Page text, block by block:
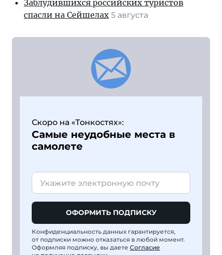
Заблудившихся российских туристов
спасли на Сейшелах 5 августа
Скоро на «Тонкостях»:
Самые неудобные места в
самолете
ОФОРМИТЬ ПОДПИСКУ
Конфиденциальность данных гарантируется,
от подписки можно отказаться в любой момент.
Оформляя подписку, вы даете Согласие